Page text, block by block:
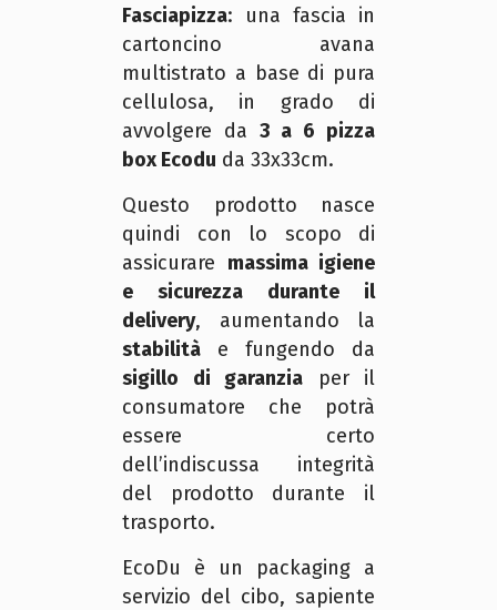
Fasciapizza: una fascia in
cartoncino avana
multistrato a base di pura
cellulosa, in grado di
avvolgere da 3 a 6 pizza
box Ecodu da 33x33cm.
Questo prodotto nasce
quindi con lo scopo di
assicurare massima igiene
e sicurezza durante il
delivery, aumentando la
stabilità e fungendo da
sigillo di garanzia per il
consumatore che potrà
essere certo
dell’indiscussa integrità
del prodotto durante il
trasporto.
EcoDu è un packaging a
servizio del cibo, sapiente